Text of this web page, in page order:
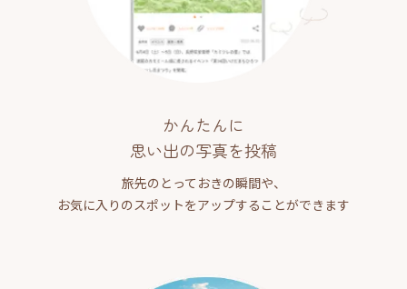
かんたんに
思い出の写真を投稿
旅先のとっておきの瞬間や、
お気に入りのスポットをアップすることができます